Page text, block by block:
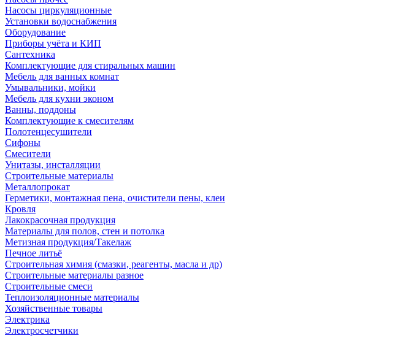
Насосы циркуляционные
Установки водоснабжения
Оборудование
Приборы учёта и КИП
Сантехника
Комплектующие для стиральных машин
Мебель для ванных комнат
Умывальники, мойки
Мебель для кухни эконом
Ванны, поддоны
Комплектующие к смесителям
Полотенцесушители
Сифоны
Смесители
Унитазы, инсталляции
Строительные материалы
Металлопрокат
Герметики, монтажная пена, очистители пены, клеи
Кровля
Лакокрасочная продукция
Материалы для полов, стен и потолка
Метизная продукция/Такелаж
Печное литьё
Строительная химия (смазки, реагенты, масла и др)
Строительные материалы разное
Строительные смеси
Теплоизоляционные материалы
Хозяйственные товары
Электрика
Электросчетчики